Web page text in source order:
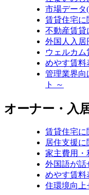
市場データ
賃貸住宅に
不動産賃貸
外国人入居
ウェルカム
めやす賃料
管理業界向
ト ～
オーナー・入
賃貸住宅に
居住支援に
家主費用・
外国語が話
めやす賃料
住環境向上